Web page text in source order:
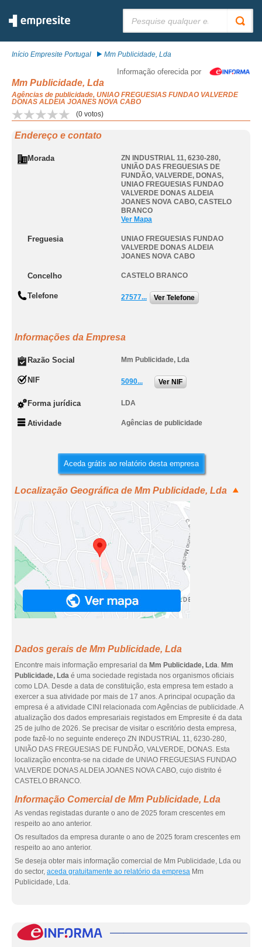
Início Empresite Portugal Mm Publicidade, Lda
Informação oferecida por
Mm Publicidade, Lda
Agências de publicidade, UNIAO FREGUESIAS FUNDAO VALVERDE
DONAS ALDEIA JOANES NOVA CABO
(0 votos)
Endereço e contato
Morada
ZN INDUSTRIAL 11, 6230-280,
UNIÃO DAS FREGUESIAS DE
FUNDÃO, VALVERDE, DONAS,
UNIAO FREGUESIAS FUNDAO
VALVERDE DONAS ALDEIA
JOANES NOVA CABO, CASTELO
BRANCO
Ver Mapa
Freguesia
UNIAO FREGUESIAS FUNDAO
VALVERDE DONAS ALDEIA
JOANES NOVA CABO
Concelho CASTELO BRANCO
Telefone 27577... Ver Telefone
Informações da Empresa
Razão Social Mm Publicidade, Lda
NIF 5090... Ver NIF
Forma jurídica LDA
Atividade Agências de publicidade
Aceda grátis ao relatório desta empresa
Localização Geográfica de Mm Publicidade, Lda
Dados gerais de Mm Publicidade, Lda
Encontre mais informação empresarial da Mm Publicidade, Lda. Mm
Publicidade, Lda é uma sociedade registada nos organismos oficiais
como LDA. Desde a data de constituição, esta empresa tem estado a
exercer a sua atividade por mais de 17 anos. A principal ocupação da
empresa é a atividade CINI relacionada com Agências de publicidade. A
atualização dos dados empresariais registados em Empresite é da data
25 de julho de 2026. Se precisar de visitar o escritório desta empresa,
pode fazê-lo no seguinte endereço ZN INDUSTRIAL 11, 6230-280,
UNIÃO DAS FREGUESIAS DE FUNDÃO, VALVERDE, DONAS. Esta
localização encontra-se na cidade de UNIAO FREGUESIAS FUNDAO
VALVERDE DONAS ALDEIA JOANES NOVA CABO, cujo distrito é
CASTELO BRANCO.
Informação Comercial de Mm Publicidade, Lda
As vendas registadas durante o ano de 2025 foram crescentes em
respeito ao ano anterior.
Os resultados da empresa durante o ano de 2025 foram crescentes em
respeito ao ano anterior.
Se deseja obter mais informação comercial de Mm Publicidade, Lda ou
do sector, aceda gratuitamente ao relatório da empresa Mm
Publicidade, Lda.